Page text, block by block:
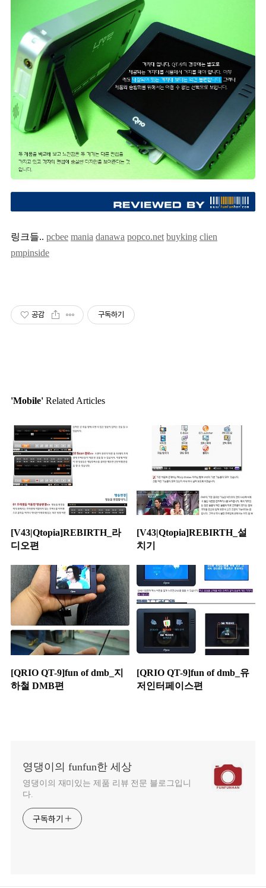
링크들.. pcbee mania danawa popco.net buyking clien
pmpinside
공감 구독하기
'Mobile' Related Articles
[V43|Qtopia]REBIRTH_라
디오편
[V43|Qtopia]REBIRTH_설
치기
[QRIO QT-9]fun of dmb_지
하철 DMB편
[QRIO QT-9]fun of dmb_유
저인터페이스편
영댕이의 funfun한 세상
영댕이의 재미있는 제품 리뷰 전문 블로그입니
다.
구독하기